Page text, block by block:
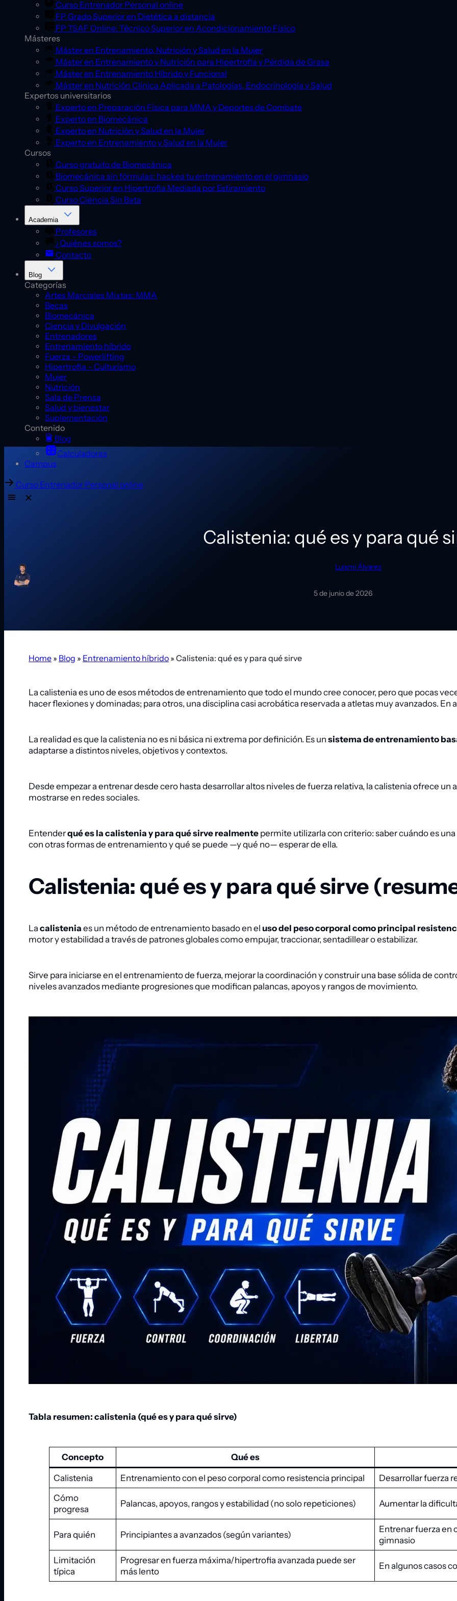
Curso Entrenador Personal online
FP Grado Superior en Dietética a distancia
FP TSAF Online: Técnico Superior en Acondicionamiento Físico
Másteres
Máster en Entrenamiento, Nutrición y Salud en la Mujer
Máster en Entrenamiento y Nutrición para Hipertrofia y Pérdida de Grasa
Máster en Entrenamiento Híbrido y Funcional
Máster en Nutrición Clínica Aplicada a Patologías, Endocrinología y Salud
Expertos universitarios
Experto en Preparación Física para MMA y Deportes de Combate
Experto en Biomecánica
Experto en Nutrición y Salud en la Mujer
Experto en Entrenamiento y Salud en la Mujer
Cursos
Curso gratuito de Biomecánica
Biomecánica sin fórmulas: hackea tu entrenamiento en el gimnasio
Curso Superior en Hipertrofia Mediada por Estiramiento
Curso Ciencia Sin Bata
Academia
Profesores
¿Quiénes somos?
Contacto
Blog
Categorías
Artes Marciales Mixtas: MMA
Becas
Biomecánica
Ciencia y Divulgación
Entrenadores
Entrenamiento híbrido
Fuerza – Powerlifting
Hipertrofia – Culturismo
Mujer
Nutrición
Sala de Prensa
Salud y bienestar
Suplementación
Contenido
Blog
Calculadoras
Campus
Curso Entrenador Personal online
Calistenia: qué es y para qué
Luismi Álvarez
5 de junio de 2026
Home » Blog » Entrenamiento híbrido » Calistenia: qué es y para qué sirve
La calistenia es uno de esos métodos de entrenamiento que todo el mundo cree conocer, pero que pocas
hacer flexiones y dominadas; para otros, una disciplina casi acrobática reservada a atletas muy avanzados. En
La realidad es que la calistenia no es ni básica ni extrema por definición. Es un sistema de entrenamiento
adaptarse a distintos niveles, objetivos y contextos.
Desde empezar a entrenar desde cero hasta desarrollar altos niveles de fuerza relativa, la calistenia ofrece
mostrarse en redes sociales.
Entenderqué es la calistenia y para qué sirve realmente permite utilizarla con criterio: saber cuándo es
con otras formas de entrenamiento y qué se puede —y qué no— esperar de ella.
Calistenia: qué es y para qué sirve
La calistenia es un método de entrenamiento basado en el uso del peso corporal como principal
motor y estabilidad a través de patrones globales como empujar, traccionar, sentadillear o estabilizar.
Sirve para iniciarse en el entrenamiento de fuerza, mejorar la coordinación y construir una base sólida de
niveles avanzados mediante progresiones que modifican palancas, apoyos y rangos de movimiento.
Tabla resumen: calistenia (qué es y para qué sirve)
Concepto Qué es
Calistenia Entrenamiento con el peso corporal como resistencia principal
Desarrollar fuerza
Cómo
progresa
Palancas, apoyos, rangos y estabilidad (no solo repeticiones) Aumentar la
Para quién Principiantes a avanzados (según variantes)
Entrenar fuerza en
gimnasio
Limitación
típica
Progresar en fuerza máxima/hipertrofia avanzada puede ser
más lento
En algunos casos